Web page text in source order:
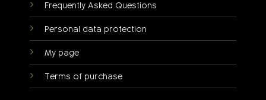
Frequently Asked Questions
Personal data protection
My page
Terms of purchase